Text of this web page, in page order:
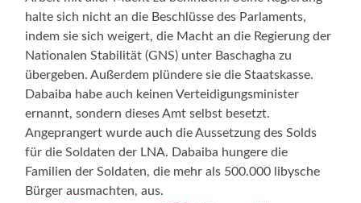
halte sich nicht an die Beschlüsse des Parlaments,
indem sie sich weigert, die Macht an die Regierung der
Nationalen Stabilität (GNS) unter Baschagha zu
übergeben. Außerdem plündere sie die Staatskasse.
Dabaiba habe auch keinen Verteidigungsminister
ernannt, sondern dieses Amt selbst besetzt.
Angeprangert wurde auch die Aussetzung des Solds
für die Soldaten der LNA. Dabaiba hungere die
Familien der Soldaten, die mehr als 500.000 libysche
Bürger ausmachten, aus.